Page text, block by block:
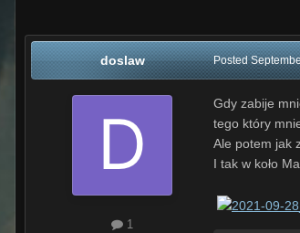
doslaw
1
Posted
Gdy zabije
tego który
Ale potem jak
I tak w koło